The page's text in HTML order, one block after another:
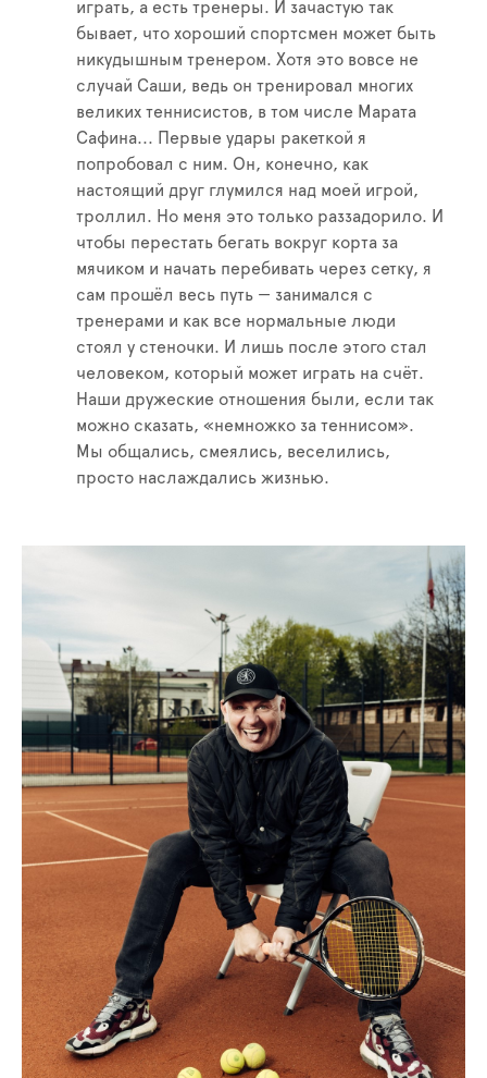
играть, а есть тренеры. И зачастую так
бывает, что хороший спортсмен может быть
никудышным тренером. Хотя это вовсе не
случай Саши, ведь он тренировал многих
великих теннисистов, в том числе Марата
Сафина... Первые удары ракеткой я
попробовал с ним. Он, конечно, как
настоящий друг глумился над моей игрой,
троллил. Но меня это только раззадорило. И
чтобы перестать бегать вокруг корта за
мячиком и начать перебивать через сетку, я
сам прошёл весь путь — занимался с
тренерами и как все нормальные люди
стоял у стеночки. И лишь после этого стал
человеком, который может играть на счёт.
Наши дружеские отношения были, если так
можно сказать, «немножко за теннисом».
Мы общались, смеялись, веселились,
просто наслаждались жизнью.